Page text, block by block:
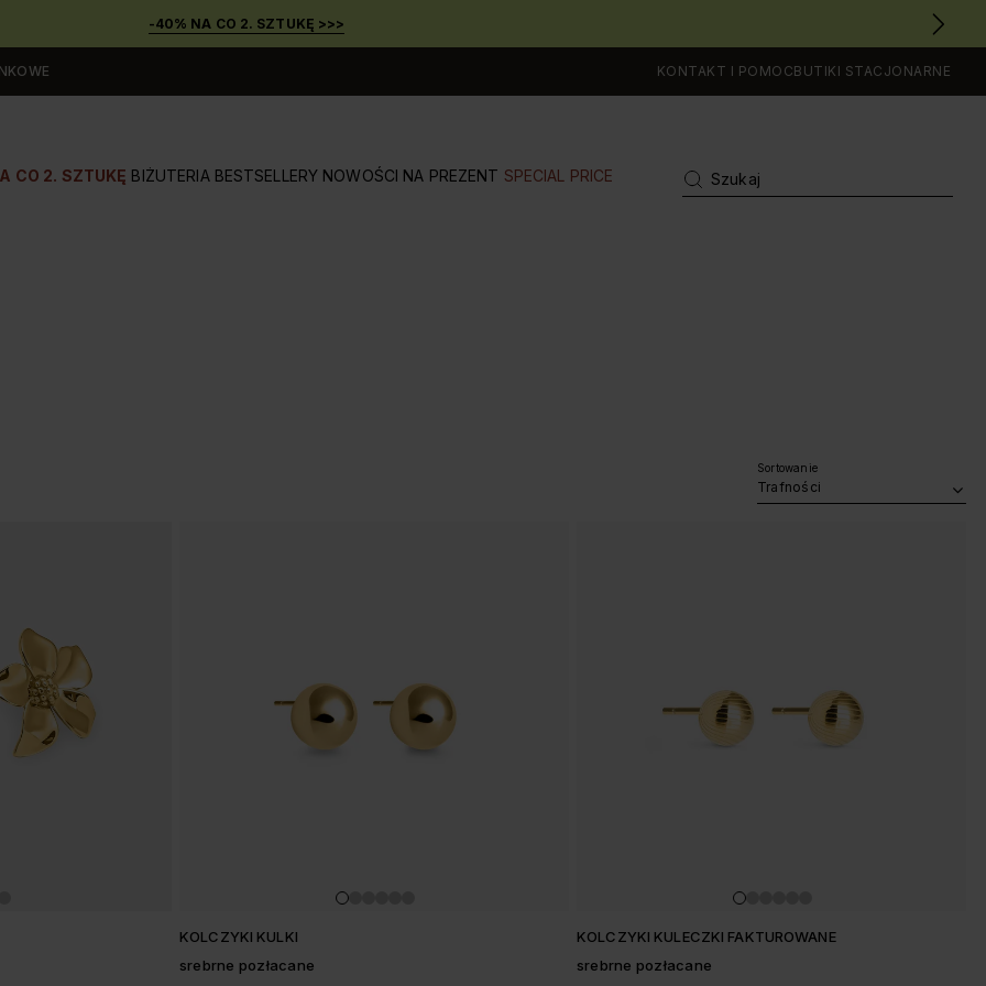
-40% NA CO 2. SZTUKĘ >>>
KONTAKT I POMOCBUTIKI STACJONARNE
CO 2. SZTUKĘ BIŻUTERIA BESTSELLERY NOWOŚCI NA PREZENT SPECIAL PRICE
Sortowanie
Trafności
KOLCZYKI KULKI
srebrne pozłacane
KOLCZYKI KULECZKI FAKTUROWANE
srebrne pozłacane